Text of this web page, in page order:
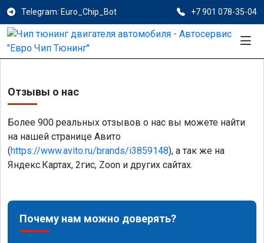
Telegram: Euro_Chip_Bot +7 901 078-35-04
Отзывы о нас
Более 900 реальных отзывов о нас вы можете найти
на нашей странице Авито
(https://www.avito.ru/brands/i3859148), а так же на
Яндекс.Картах, 2гис, Zoon и других сайтах.
Почему нам можно доверять?